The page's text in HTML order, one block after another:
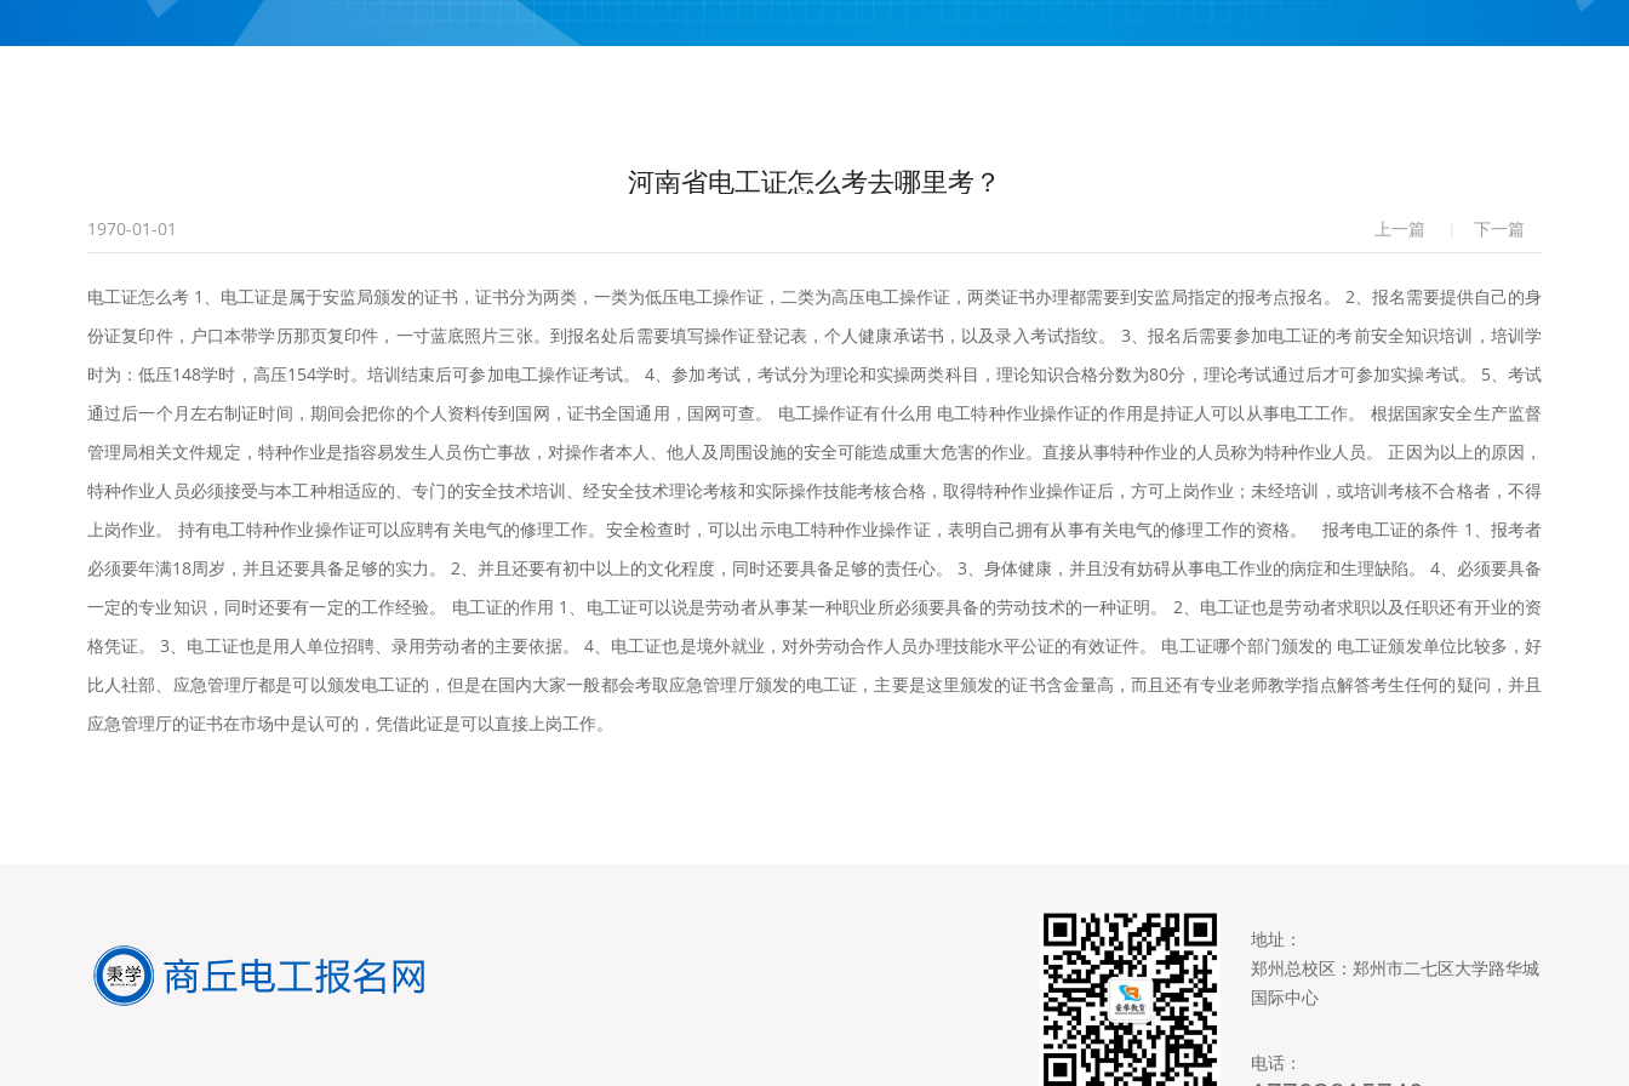
河南省电工证怎么考去哪里考？
1970-01-01 上一篇 下一篇
电工证怎么考 1、电工证是属于安监局颁发的证书，证书分为两类，一类为低压电工操作证，二类为高压电工操作证，两类证书办理都需要到安监局指定的报考点报名。 2、报名需要提供自己的身
份证复印件，户口本带学历那页复印件，一寸蓝底照片三张。到报名处后需要填写操作证登记表，个人健康承诺书，以及录入考试指纹。 3、报名后需要参加电工证的考前安全知识培训，培训学
时为：低压148学时，高压154学时。培训结束后可参加电工操作证考试。 4、参加考试，考试分为理论和实操两类科目，理论知识合格分数为80分，理论考试通过后才可参加实操考试。 5、考试
通过后一个月左右制证时间，期间会把你的个人资料传到国网，证书全国通用，国网可查。 电工操作证有什么用 电工特种作业操作证的作用是持证人可以从事电工工作。 根据国家安全生产监督
管理局相关文件规定，特种作业是指容易发生人员伤亡事故，对操作者本人、他人及周围设施的安全可能造成重大危害的作业。直接从事特种作业的人员称为特种作业人员。 正因为以上的原因，
特种作业人员必须接受与本工种相适应的、专门的安全技术培训、经安全技术理论考核和实际操作技能考核合格，取得特种作业操作证后，方可上岗作业；未经培训，或培训考核不合格者，不得
上岗作业。 持有电工特种作业操作证可以应聘有关电气的修理工作。安全检查时，可以出示电工特种作业操作证，表明自己拥有从事有关电气的修理工作的资格。 报考电工证的条件 1、报考者
必须要年满18周岁，并且还要具备足够的实力。 2、并且还要有初中以上的文化程度，同时还要具备足够的责任心。 3、身体健康，并且没有妨碍从事电工作业的病症和生理缺陷。 4、必须要具备
一定的专业知识，同时还要有一定的工作经验。 电工证的作用 1、电工证可以说是劳动者从事某一种职业所必须要具备的劳动技术的一种证明。 2、电工证也是劳动者求职以及任职还有开业的资
格凭证。 3、电工证也是用人单位招聘、录用劳动者的主要依据。 4、电工证也是境外就业，对外劳动合作人员办理技能水平公证的有效证件。 电工证哪个部门颁发的 电工证颁发单位比较多，好
比人社部、应急管理厅都是可以颁发电工证的，但是在国内大家一般都会考取应急管理厅颁发的电工证，主要是这里颁发的证书含金量高，而且还有专业老师教学指点解答考生任何的疑问，并且
应急管理厅的证书在市场中是认可的，凭借此证是可以直接上岗工作。
地址：
郑州总校区：郑州市二七区大学路华城
国际中心
电话：